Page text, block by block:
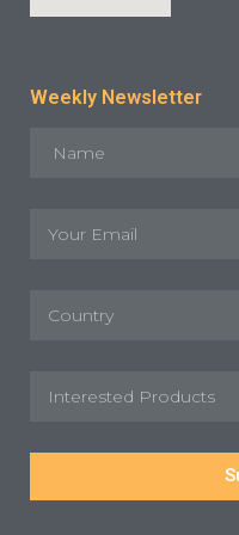
Weekly Newsletter